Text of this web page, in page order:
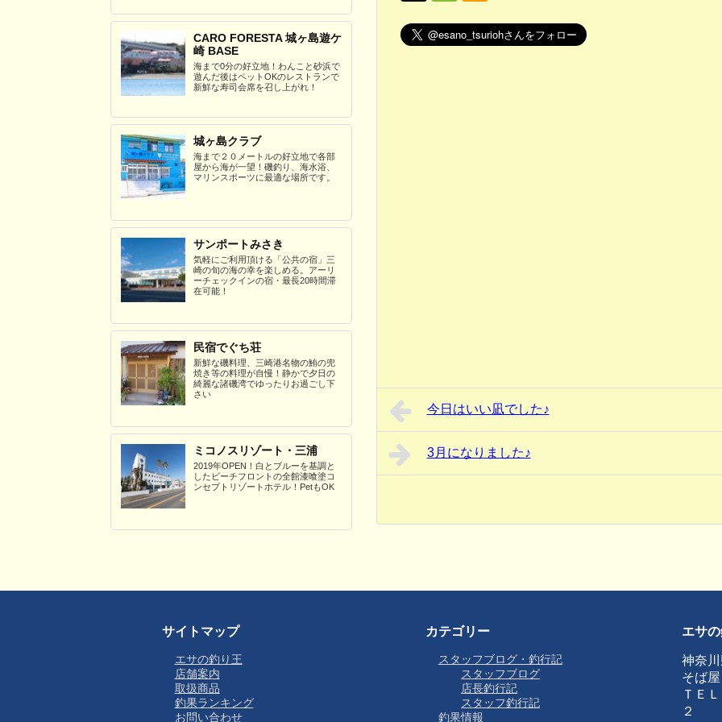
今日はいい凪でした♪
3月になりました♪
CARO FORESTA 城ヶ島遊ケ
崎 BASE
海まで0分の好立地！わんこと砂浜で
遊んだ後はペットOKのレストランで
新鮮な寿司会席を召し上がれ！
城ヶ島クラブ
海まで２０メートルの好立地で各部
屋から海が一望！磯釣り、海水浴、
マリンスポーツに最適な場所です。
サンポートみさき
気軽にご利用頂ける「公共の宿」三
崎の旬の海の幸を楽しめる。アーリ
ーチェックインの宿・最長20時間滞
在可能！
民宿でぐち荘
新鮮な磯料理、三崎港名物の鮪の兜
焼き等の料理が自慢！静かで夕日の
綺麗な諸磯湾でゆったりお過ごし下
さい
ミコノスリゾート・三浦
2019年OPEN！白とブルーを基調と
したビーチフロントの全館漆喰塗コ
ンセプトリゾートホテル！PetもOK
サイトマップ
エサの釣り王
店舗案内
取扱商品
釣果ランキング
お問い合わせ
カテゴリー
スタッフブログ・釣行記
スタッフブログ
店長釣行記
スタッフ釣行記
釣果情報
エサ
神奈
そば
ＴＥ
２